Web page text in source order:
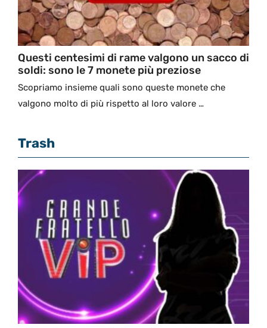
Questi centesimi di rame valgono un sacco di
soldi: sono le 7 monete più preziose
Scopriamo insieme quali sono queste monete che
valgono molto di più rispetto al loro valore …
Trash